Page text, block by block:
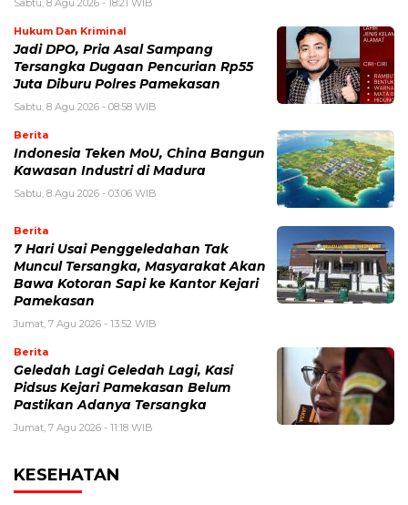
Sabtu, 8 Agu 2026 - 18:21 WIB
Hukum Dan Kriminal
Jadi DPO, Pria Asal Sampang
Tersangka Dugaan Pencurian Rp55
Juta Diburu Polres Pamekasan
Sabtu, 8 Agu 2026 - 08:58 WIB
Berita
Indonesia Teken MoU, China Bangun
Kawasan Industri di Madura
Sabtu, 8 Agu 2026 - 03:06 WIB
Berita
7 Hari Usai Penggeledahan Tak
Muncul Tersangka, Masyarakat Akan
Bawa Kotoran Sapi ke Kantor Kejari
Pamekasan
Jumat, 7 Agu 2026 - 13:52 WIB
Berita
Geledah Lagi Geledah Lagi, Kasi
Pidsus Kejari Pamekasan Belum
Pastikan Adanya Tersangka
Jumat, 7 Agu 2026 - 11:18 WIB
KESEHATAN